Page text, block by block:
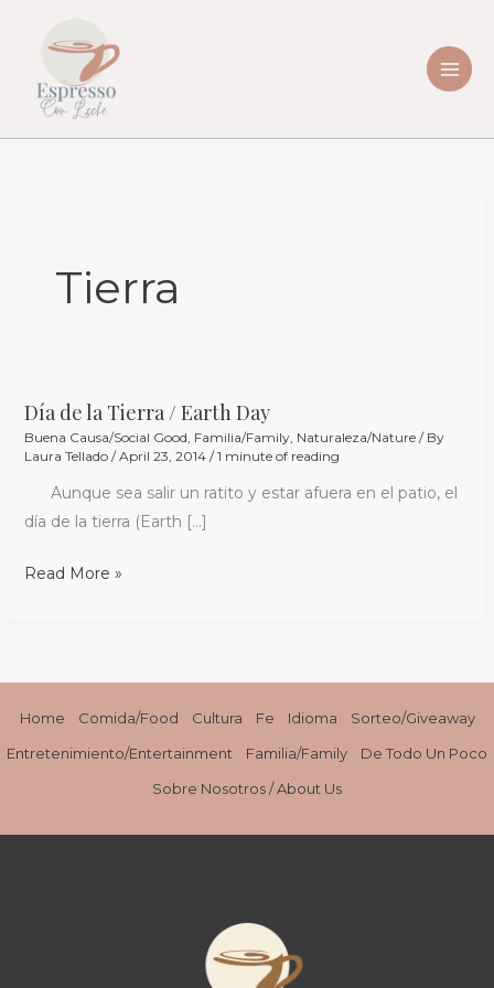
Tierra
Día de la Tierra / Earth Day
Buena Causa/Social Good, Familia/Family, Naturaleza/Nature/ By
Laura Tellado /April 23, 2014/1 minute of reading
Aunque sea salir un ratito y estar afuera en el patio, el
día de la tierra (Earth […]
Día
de
Tierra
/
Day
Read More »
Home Comida/Food Cultura Fe Idioma
Sorteo/Giveaway
Entretenimiento/Entertainment
Familia/Family
De Todo Un Poco
Sobre Nosotros / About Us